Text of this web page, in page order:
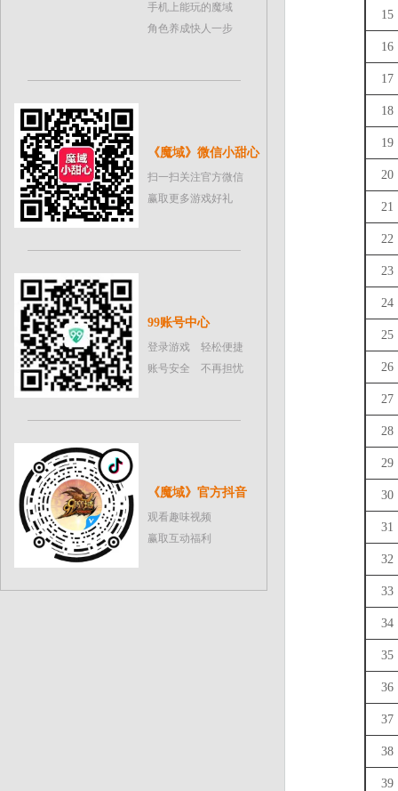
手机上能玩的魔域
角色养成快人一步
《魔域》微信小甜心
扫一扫关注官方微信
赢取更多游戏好礼
99账号中心
登录游戏 轻松便捷
账号安全 不再担忧
《魔域》官方抖音
观看趣味视频
赢取互动福利
15
16
17
18
19
20
21
22
23
24
25
26
27
28
29
30
31
32
33
34
35
36
37
38
39